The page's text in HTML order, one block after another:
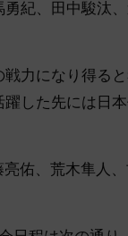
紀、田中駿汰
力になり得る
した先には日
佑、荒木隼人